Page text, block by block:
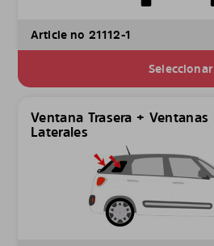
Article no 21112-1
Seleccionar
Ventana Trasera + Ventanas
Laterales